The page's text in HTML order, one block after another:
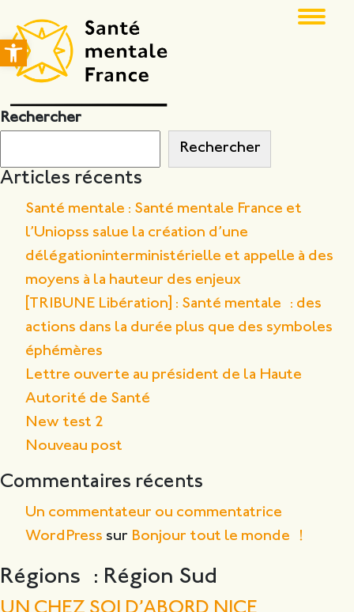
Ouvrir la barre d’outils
Rechercher
Rechercher
Articles récents
Santé mentale : Santé mentale France et
l’Uniopss salue la création d’une
délégationinterministérielle et appelle à des
moyens à la hauteur des enjeux
[TRIBUNE Libération] : Santé mentale : des
actions dans la durée plus que des symboles
éphémères
Lettre ouverte au président de la Haute
Autorité de Santé
New test 2
Nouveau post
Commentaires récents
Un commentateur ou commentatrice
WordPress sur Bonjour tout le monde !
Régions : Région Sud